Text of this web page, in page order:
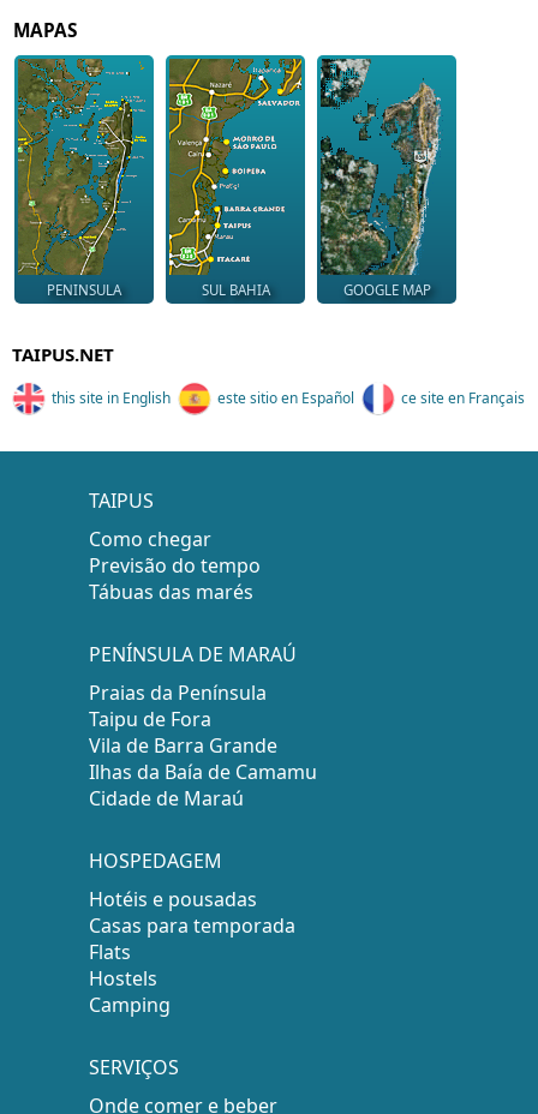
MAPAS
PENINSULA SUL BAHIA GOOGLE MAP
TAIPUS.NET
this site in English este sitio en Español ce site en Français
TAIPUS
Como chegar
Previsão do tempo
Tábuas das marés
PENÍNSULA DE MARAÚ
Praias da Península
Taipu de Fora
Vila de Barra Grande
Ilhas da Baía de Camamu
Cidade de Maraú
HOSPEDAGEM
Hotéis e pousadas
Casas para temporada
Flats
Hostels
Camping
SERVIÇOS
Onde comer e beber